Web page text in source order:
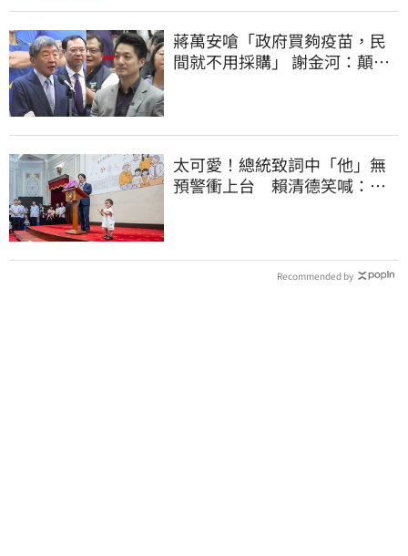
蔣萬安嗆「政府買夠疫苗，民
間就不用採購」 謝金河：顛倒
太可愛！總統致詞中「他」無
預警衝上台 賴清德笑喊：卸
Recommended by